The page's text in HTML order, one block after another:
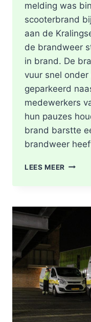
melding was
scooterbrand
aan de
de brandweer
in brand. De
vuur snel
geparkeerd
medewerkers
hun pauzes
brand barstte
brandweer
LEES MEER
BIJ
IN